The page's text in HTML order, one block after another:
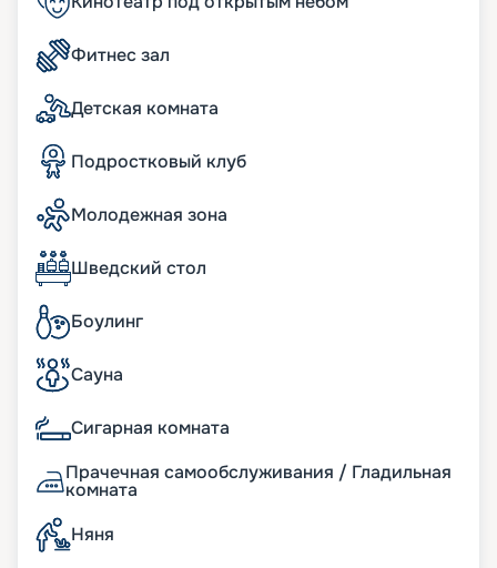
Узнавайте цену тура, читайте отзывы и
покупайте путевку на навигацию 2026 - 2027 г.
Пусть круиз станет для вас незабываемым
Фитнес зал
Детская комната
Подростковый клуб
Молодежная зона
Шведский стол
Боулинг
Сауна
Сигарная комната
Прачечная самообслуживания / Гладильная
комната
Няня